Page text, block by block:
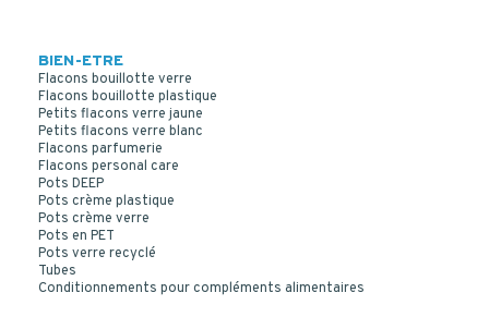
BIEN-ETRE
Flacons bouillotte verre
Flacons bouillotte plastique
Petits flacons verre jaune
Petits flacons verre blanc
Flacons parfumerie
Flacons personal care
Pots DEEP
Pots crème plastique
Pots crème verre
Pots en PET
Pots verre recyclé
Tubes
Conditionnements pour compléments alimentaires